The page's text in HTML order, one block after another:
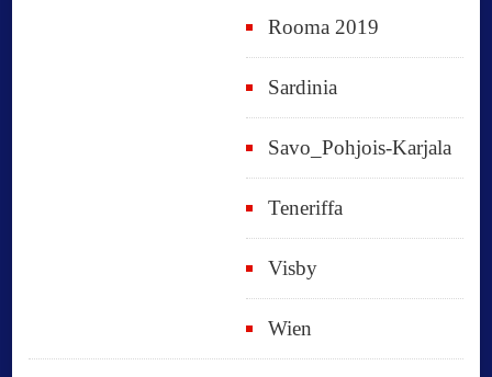
Rooma 2019
Sardinia
Savo_Pohjois-Karjala
Teneriffa
Visby
Wien